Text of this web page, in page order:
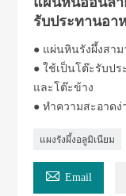
รับประทานอา
● แผ่นหินรังผึ้งสาม
● ใช้เป็นโต๊ะรับป
และโต๊ะข้าง
● ทำความสะอาด
แผงรังผึ้งอลูมิเนียม
 Email